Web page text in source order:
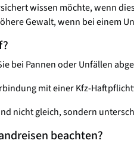
wissen möchte, wenn
Gewalt, wenn bei einem
bei Pannen oder Unfällen
mit einer Kfz-
nicht gleich, sondern
beachten?